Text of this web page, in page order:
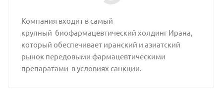
Компания входит в самый
крупный биофармацевтический холдинг Ирана,
который обеспечивает иранский и азиатский
рынок передовыми фармацевтическими
препаратами в условиях санкции.